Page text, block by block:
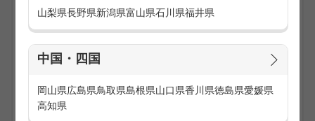
山梨県長野県新潟県富山県石川県福井県
中国・四国
岡山県広島県鳥取県島根県山口県香川県徳島県愛媛県
高知県
アウトバウンド（発信）の仕事内容は、見込み顧客やお客様
へ新商品のご紹介、販売の電話を自らかけるのが仕事です。
企業やお客様へ商品の満足度調査やアンケートをとるテレマ
ーケティングや、営業活動として企業やお客様へアポイント
を獲得するテレフォンアポインターが挙げられます。